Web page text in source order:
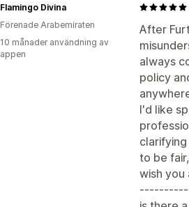
After
always
policy
I'd like
to be
wish you
Flamingo Divina
Förenade Arabemiraten
10 månader användning av
appen